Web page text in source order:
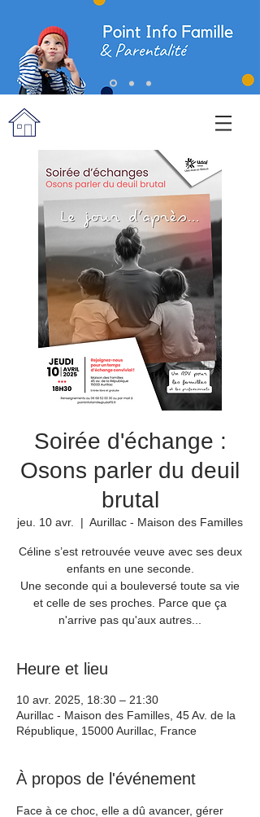
Soirée d'échange :
Osons parler du deuil
brutal
jeu. 10 avr.
  |
Aurillac - Maison des Familles
Céline s’est retrouvée veuve avec ses deux
enfants en une seconde.
Une seconde qui a bouleversé toute sa vie
et celle de ses proches. Parce que ça
n'arrive pas qu'aux autres...
Heure et lieu
10 avr. 2025, 18:30 – 21:30
Aurillac - Maison des Familles, 45 Av. de la
République, 15000 Aurillac, France
À propos de l'événement
Face à ce choc, elle a dû avancer, gérer